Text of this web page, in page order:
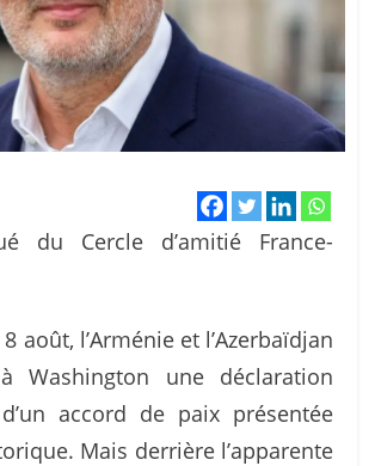
du Cercle d’amitié France-
août, l’Arménie et l’Azerbaïdjan
Washington une déclaration
accord de paix présentée
Mais derrière l’apparente